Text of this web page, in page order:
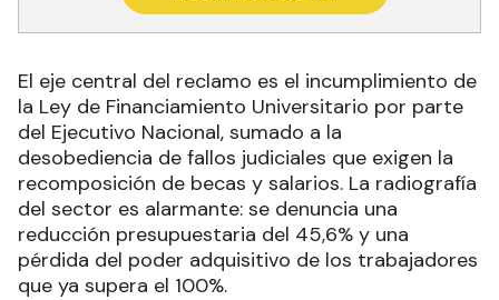
El eje central del reclamo es el incumplimiento de
la Ley de Financiamiento Universitario por parte
del Ejecutivo Nacional, sumado a la
desobediencia de fallos judiciales que exigen la
recomposición de becas y salarios. La radiografía
del sector es alarmante: se denuncia una
reducción presupuestaria del 45,6% y una
pérdida del poder adquisitivo de los trabajadores
que ya supera el 100%.